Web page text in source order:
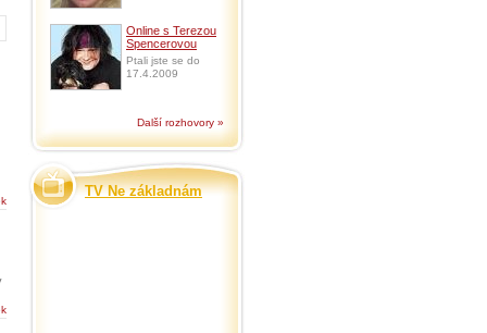
Online s Terezou
Spencerovou
Ptali jste se do
17.4.2009
Další rozhovory »
TV Ne základnám